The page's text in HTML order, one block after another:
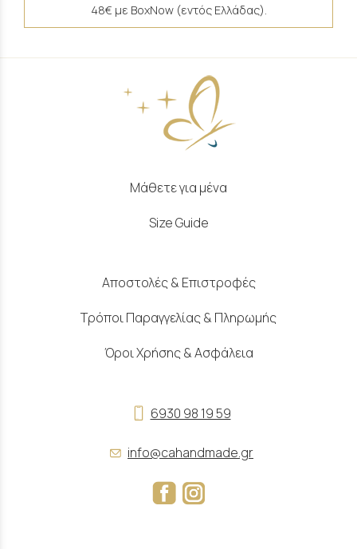
48€ με BoxNow (εντός Ελλάδας).
Μάθετε για μένα
Size Guide
Αποστολές & Επιστροφές
Τρόποι Παραγγελίας & Πληρωμής
Όροι Χρήσης & Ασφάλεια
6930 98 19 59
info@cahandmade.gr